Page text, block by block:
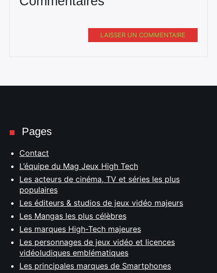
LAISSER UN COMMENTAIRE
Pages
Contact
L’équipe du Mag Jeux High Tech
Les acteurs de cinéma, TV et séries les plus
populaires
Les éditeurs & studios de jeux vidéo majeurs
Les Mangas les plus célèbres
Les marques High-Tech majeures
Les personnages de jeux vidéo et licences
vidéoludiques emblématiques
Les principales marques de Smartphones